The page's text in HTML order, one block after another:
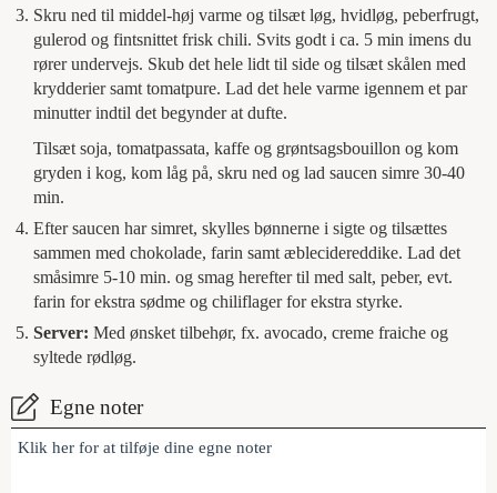
Skru ned til middel-høj varme og tilsæt løg, hvidløg, peberfrugt,
gulerod og fintsnittet frisk chili. Svits godt i ca. 5 min imens du
rører undervejs. Skub det hele lidt til side og tilsæt skålen med
krydderier samt tomatpure. Lad det hele varme igennem et par
minutter indtil det begynder at dufte.
Tilsæt soja, tomatpassata, kaffe og grøntsagsbouillon og kom
gryden i kog, kom låg på, skru ned og lad saucen simre 30-40
min.
Efter saucen har simret, skylles bønnerne i sigte og tilsættes
sammen med chokolade, farin samt æblecidereddike. Lad det
småsimre 5-10 min. og smag herefter til med salt, peber, evt.
farin for ekstra sødme og chiliflager for ekstra styrke.
Server: Med ønsket tilbehør, fx. avocado, creme fraiche og
syltede rødløg.
Egne noter
Klik her for at tilføje dine egne noter